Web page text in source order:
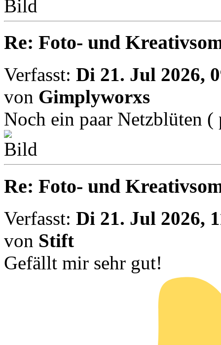
Re: Foto- und
Verfasst: Di 21. Jul 2026,
von Gimplyworxs
Noch ein paar Netzblüten
Re: Foto- und
Verfasst: Di 21. Jul 2026,
von Stift
Gefällt mir sehr gut!